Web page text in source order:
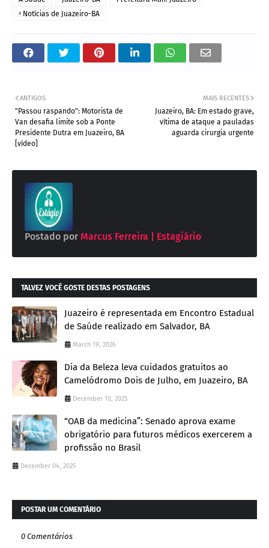
ᶻ Notícias de Juazeiro-BA
MAIS RECENTES
Juazeiro, BA: Em estado grave,
vítima de ataque a pauladas
aguarda cirurgia urgente
ANTIGOS
"Passou raspando": Motorista de
Van desafia limite sob a Ponte
Presidente Dutra em Juazeiro, BA
[vídeo]
Postado por Marcus Ferreira | Estagiário
TALVEZ VOCÊ GOSTE DESTAS POSTAGENS
Juazeiro é representada em Encontro Estadual
de Saúde realizado em Salvador, BA
March 19, 2026
Dia da Beleza leva cuidados gratuitos ao
Camelódromo Dois de Julho, em Juazeiro, BA
December 10, 2025
“OAB da medicina”: Senado aprova exame
obrigatório para futuros médicos exercerem a
profissão no Brasil
December 04, 2025
POSTAR UM COMENTÁRIO
0 Comentários